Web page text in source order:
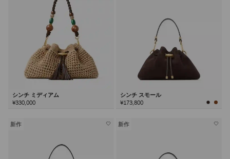
シンチ ミディアム
¥330,000
シンチ スモール
¥173,800
新作 新作